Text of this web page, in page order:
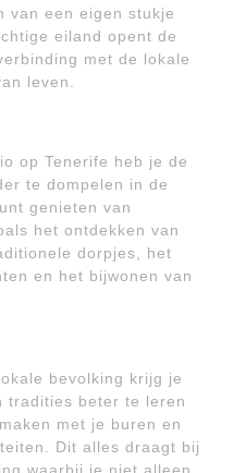
van een eigen stukje
eiland opent de
met de lokale
leven.
op Tenerife heb je de
te dompelen in de
genieten van
het ontdekken van
dorpjes, het
en het bijwonen van
bevolking krijg je
tradities beter te leren
met je buren en
Dit alles draagt bij